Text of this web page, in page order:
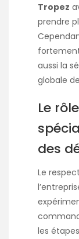
Tropez
prendre
aussi la
globale
Le
des
Le
les